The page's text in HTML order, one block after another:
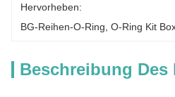
Hervorheben:
BG-Reihen-O-Ring O-Ring Kit
Beschreibung Des